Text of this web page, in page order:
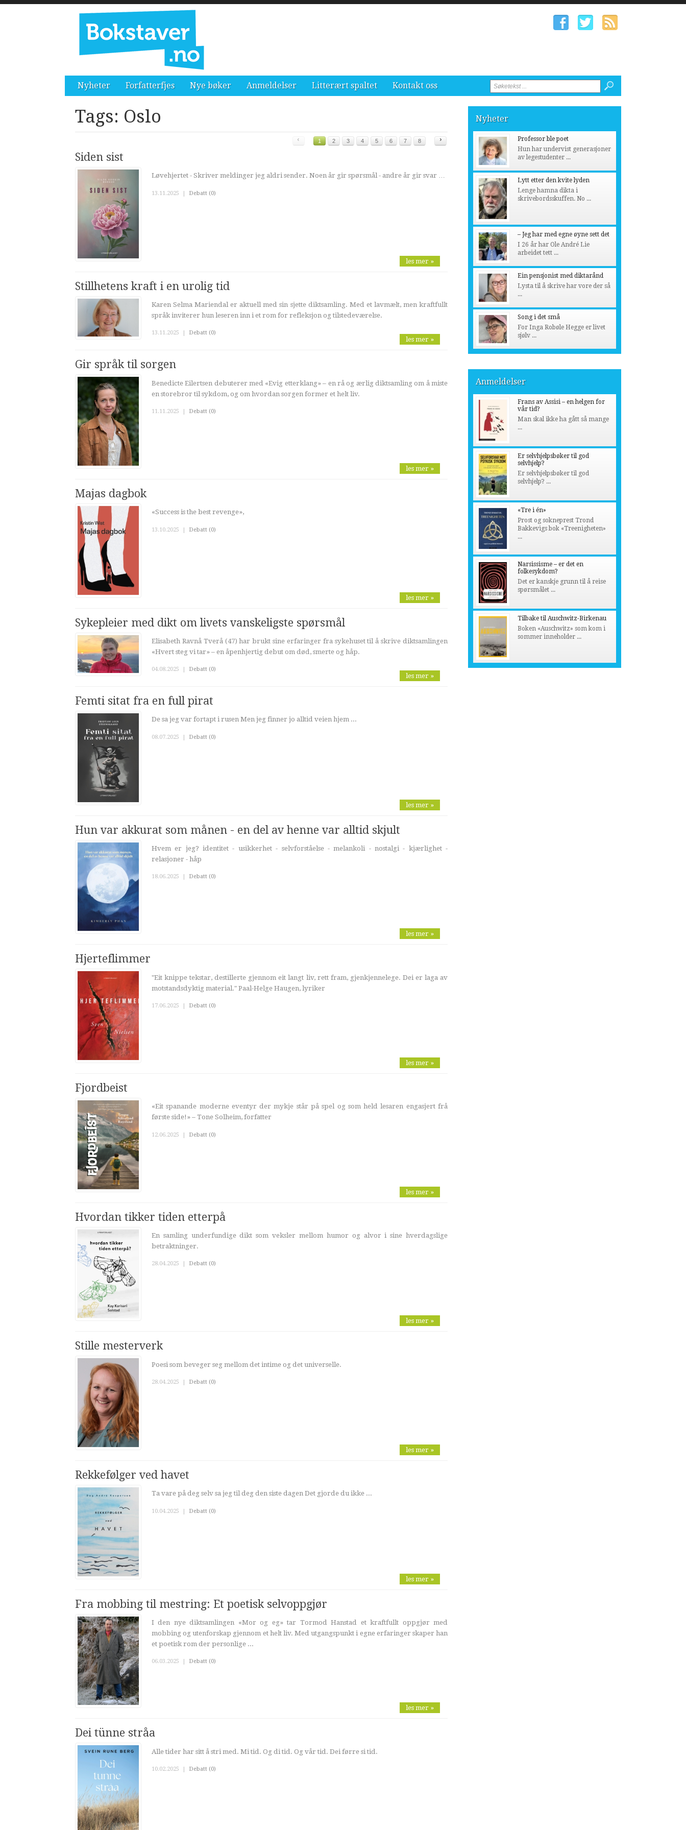
Nyheter Forfatterfjes Nye bøker Anmeldelser Litterært spaltet Kontakt oss
Tags: Oslo
‹ 1 2 3 4 5 6 7 8 ›
Siden sist
Løvehjertet - Skriver meldinger jeg aldri sender. Noen år gir spørsmål - andre år gir svar …
13.11.2025 | Debatt (0)
les mer »
Stillhetens kraft i en urolig tid
Karen Selma Mariendal er aktuell med sin sjette diktsamling. Med et lavmælt, men kraftfullt
språk inviterer hun leseren inn i et rom for refleksjon og tilstedeværelse.
13.11.2025 Debatt (0)
les mer »
Gir språk til sorgen
Benedicte Eilertsen debuterer med «Evig etterklang» – en rå og ærlig diktsamling om å miste
en storebror til sykdom, og om hvordan sorgen former et helt liv.
11.11.2025 | Debatt (0)
les mer »
Majas dagbok
«Success is the best revenge»,
13.10.2025 | Debatt (0)
les mer »
Sykepleier med dikt om livets vanskeligste spørsmål
Elisabeth Ravnå Tverå (47) har brukt sine erfaringer fra sykehuset til å skrive diktsamlingen
«Hvert steg vi tar» – en åpenhjertig debut om død, smerte og håp.
04.08.2025 Debatt (0)
les mer »
Femti sitat fra en full pirat
De sa jeg var fortapt i rusen Men jeg finner jo alltid veien hjem ...
08.07.2025 | Debatt (0)
les mer »
Hun var akkurat som månen - en del av henne var alltid skjult
Hvem er jeg? identitet - usikkerhet - selvforståelse - melankoli - nostalgi - kjærlighet -
relasjoner - håp
18.06.2025 Debatt (0)
les mer »
Hjerteflimmer
"Eit knippe tekstar, destillerte gjennom eit langt liv, rett fram, gjenkjennelege. Dei er laga av
motstandsdyktig material." Paal-Helge Haugen, lyriker
17.06.2025 | Debatt (0)
les mer »
Fjordbeist
«Eit spanande moderne eventyr der mykje står på spel og som held lesaren engasjert frå
første side!» – Tone Solheim, forfatter
12.06.2025 | Debatt (0)
les mer »
Hvordan tikker tiden etterpå
En samling underfundige dikt som veksler mellom humor og alvor i sine hverdagslige
betraktninger.
28.04.2025 Debatt (0)
les mer »
Stille mesterverk
Poesi som beveger seg mellom det intime og det universelle.
28.04.2025 Debatt (0)
les mer »
Rekkefølger ved havet
Ta vare på deg selv sa jeg til deg den siste dagen Det gjorde du ikke ...
10.04.2025 | Debatt (0)
les mer »
Fra mobbing til mestring: Et poetisk selvoppgjør
I den nye diktsamlingen «Mor og eg» tar Tormod Hanstad et kraftfullt oppgjør med
mobbing og utenforskap gjennom et helt liv. Med utgangspunkt i egne erfaringer skaper han
et poetisk rom der personlige ...
06.03.2025 Debatt (0)
les mer »
Dei tünne stråa
Alle tider har sitt å stri med. Mi tid. Og di tid. Og vår tid. Dei førre si tid.
10.02.2025 Debatt (0)
Nyheter
Professor ble poet
Hun har undervist generasjoner
av legestudenter ...
Lytt etter den kvite lyden
Lenge hamna dikta i
skrivebordsskuffen. No ...
– Jeg har med egne øyne sett det
I 26 år har Ole André Lie
arbeidet tett ...
Ein pensjonist med diktarånd
Lysta til å skrive har vore der så
...
Song i det små
For Inga Robøle Hegge er livet
sjølv ...
Anmeldelser
Frans av Assisi – en helgen for
vår tid?
Man skal ikke ha gått så mange
...
Er selvhjelpsbøker til god
selvhjelp?
Er selvhjelpsbøker til god
selvhjelp? ...
«Tre i én»
Prost og sokneprest Trond
Bakkevigs bok «Treenigheten»
...
Narsissisme – er det en
folkesykdom?
Det er kanskje grunn til å reise
spørsmålet ...
Tilbake til Auschwitz-Birkenau
Boken «Auschwitz» som kom i
sommer inneholder ...